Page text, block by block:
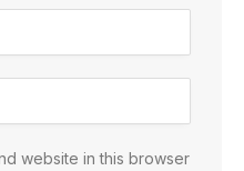
website in this browser